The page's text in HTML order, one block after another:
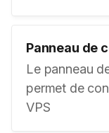
Panneau de
Le panneau
permet de
VPS